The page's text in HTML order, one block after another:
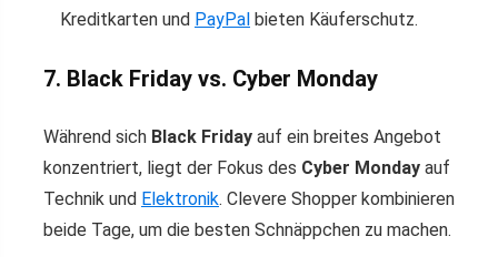
Kreditkarten und PayPal bieten Käuferschutz.
7. Black Friday vs. Cyber Monday
Während sich Black Friday auf ein breites Angebot
konzentriert, liegt der Fokus des Cyber Monday auf
Technik und Elektronik. Clevere Shopper kombinieren
beide Tage, um die besten Schnäppchen zu machen.